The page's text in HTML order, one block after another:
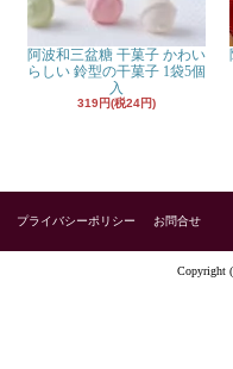
阿波和三盆糖 干菓子 かわい
らしい 鈴型の干菓子 1袋5個
入
319円(税24円)
プライバシーポリシー お問合せ
Copyright